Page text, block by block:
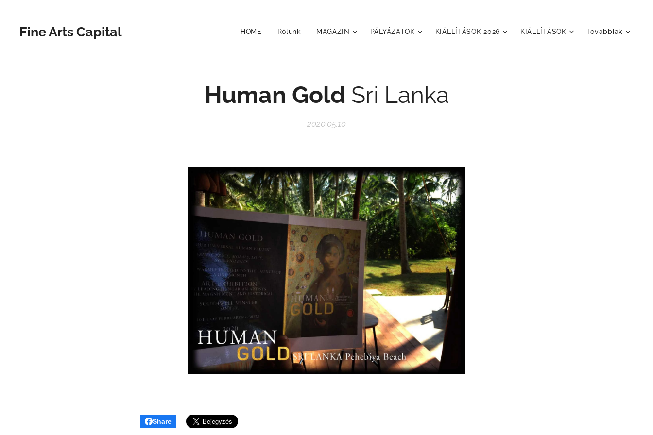
Fine Arts Capital HOME Rólunk MAGAZIN PÁLYÁZATOK KIÁLLÍTÁSOK 2026 KIÁLLÍTÁSOK Továbbiak
Human Gold Sri Lanka
2020.05.10
Share